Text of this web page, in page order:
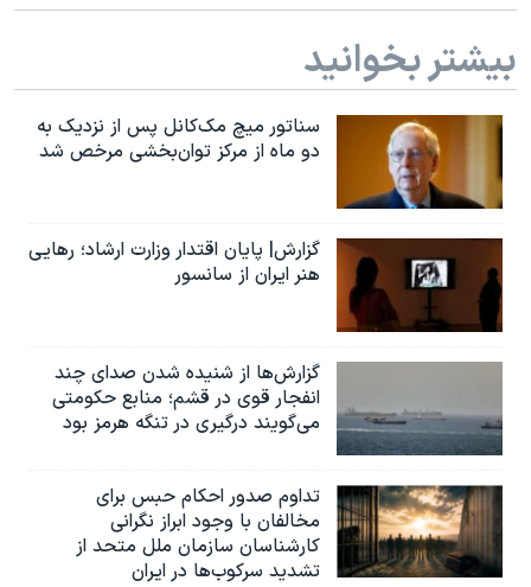
بیشتر بخوانید
سناتور میچ مک‌کانل پس از نزدیک به
دو ماه از مرکز توان‌بخشی مرخص شد
گزارش| پایان اقتدار وزارت ارشاد؛ رهایی
هنر ایران از سانسور
گزارش‌ها از شنیده شدن صدای چند
انفجار قوی در قشم؛ منابع حکومتی
می‌گویند درگیری در تنگه هرمز بود
تداوم صدور احکام حبس برای
مخالفان با وجود ابراز نگرانی
کارشناسان سازمان ملل متحد از
تشدید سرکوب‌ها در ایران